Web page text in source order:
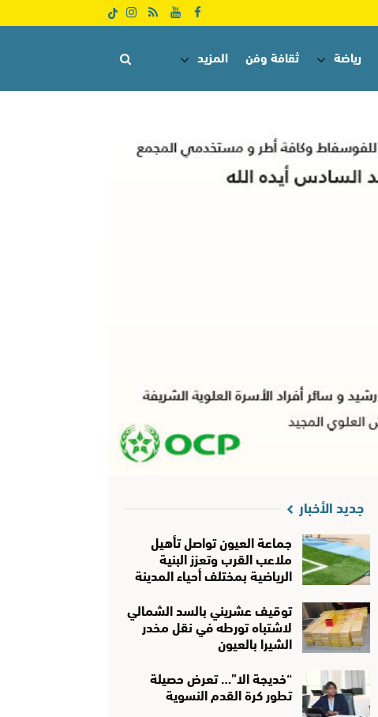
رياضة ثقافة وفن المزيد
جديد الأخبار
جماعة العيون تواصل تأهيل
ملاعب القرب وتعزز البنية
الرياضية بمختلف أحياء المدينة
توقيف عشريني بالسد الشمالي
لاشتباه تورطه في نقل مخدر
الشيرا بالعيون
“خديجة الا”… تعرض حصيلة
تطور كرة القدم النسوية